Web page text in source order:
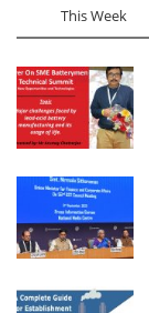
This Week